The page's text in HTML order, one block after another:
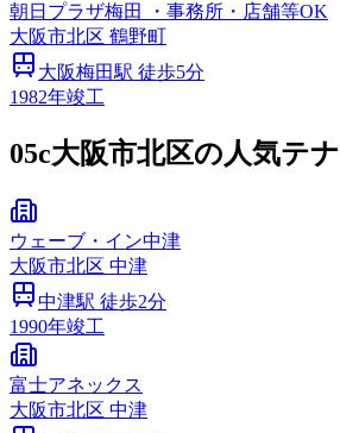
朝日プラザ梅田 ・事務所・店舗等OK
大阪市北区 鶴野町
大阪梅田駅 徒歩5分
1982年竣工
05c大阪市北区の人気テ
ウェーブ・イン中津
大阪市北区 中津
中津駅 徒歩2分
1990年竣工
富士アネックス
大阪市北区 中津